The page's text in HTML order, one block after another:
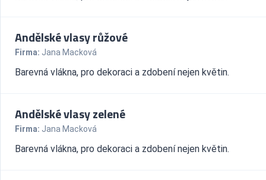
Andělské vlasy růžové
Firma: Jana Macková
Barevná vlákna, pro dekoraci a zdobení nejen květin.
Andělské vlasy zelené
Firma: Jana Macková
Barevná vlákna, pro dekoraci a zdobení nejen květin.